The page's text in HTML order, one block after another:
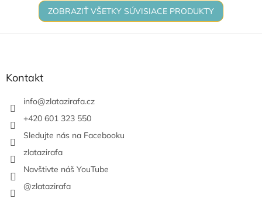
ZOBRAZIŤ VŠETKY SÚVISIACE PRODUKTY
Z
Kontakt
info@zlatazirafa.cz
+420 601 323 550
Sledujte nás na Facebooku
zlatazirafa
Navštivte náš YouTube
@zlatazirafa